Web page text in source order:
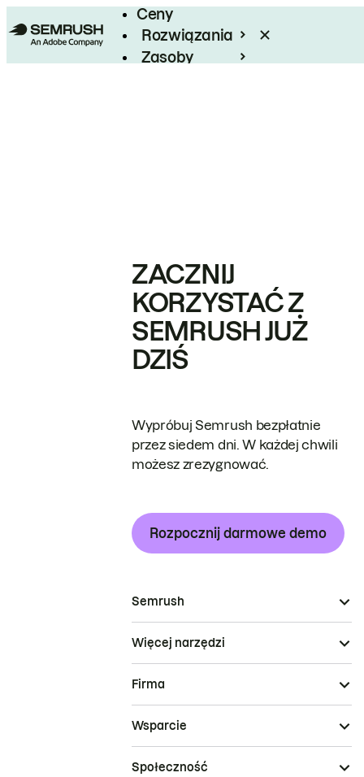
Ceny
Rozwiązania
Zasoby
ZACZNIJ
KORZYSTAĆ Z
SEMRUSH JUŻ
DZIŚ
Wypróbuj Semrush bezpłatnie
przez siedem dni. W każdej chwili
możesz zrezygnować.
Rozpocznij darmowe demo
Semrush
Więcej narzędzi
Firma
Wsparcie
Społeczność